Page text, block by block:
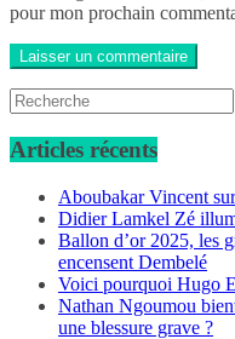
pour mon prochain
Articles récents
Aboubakar Vincent
Didier Lamkel Zé
Ballon d’or 2025, les
encensent Dembelé
Voici pourquoi Hugo
Nathan Ngoumou
une blessure grave ?